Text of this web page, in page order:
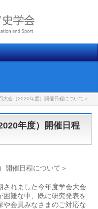
大会（2020年度）開催日程について＞
年度）開催日程
開催日程について＞
されました今年度学会大会
困難な中、既に研究発表を
や会員みなさまのご対応な